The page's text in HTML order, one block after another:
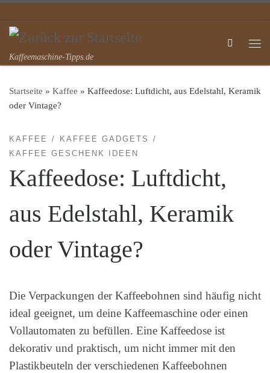
Kaffeemaschine-Tipps.de
Search
Startseite » Kaffee » Kaffeedose: Luftdicht, aus Edelstahl, Keramik
oder Vintage?
KAFFEE
KAFFEE GADGETS
KAFFEE GESCHENK IDEEN
Kaffeedose: Luftdicht,
aus Edelstahl, Keramik
oder Vintage?
Die Verpackungen der Kaffeebohnen sind häufig nicht
ideal geeignet, um deine Kaffeemaschine oder einen
Vollautomaten zu befüllen. Eine Kaffeedose ist
dekorativ und praktisch, um nicht immer mit den
Plastikbeuteln der verschiedenen Kaffeebohnen